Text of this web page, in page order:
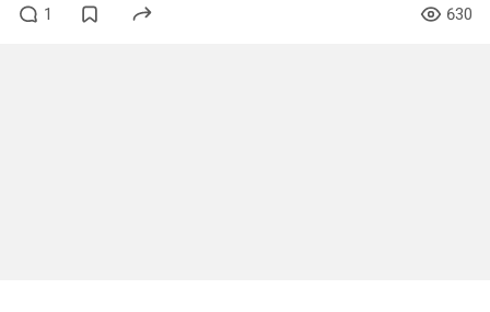
1 630